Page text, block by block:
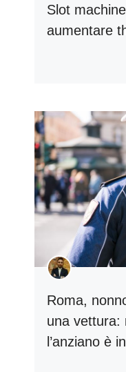
Slot
aumentare
Roma,
una vettura:
l’anziano è